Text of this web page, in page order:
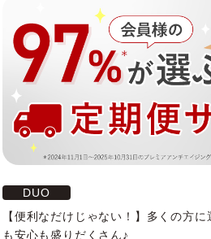
DUO
【便利なだけじゃない！】多くの方
も安心も盛りだくさん♪